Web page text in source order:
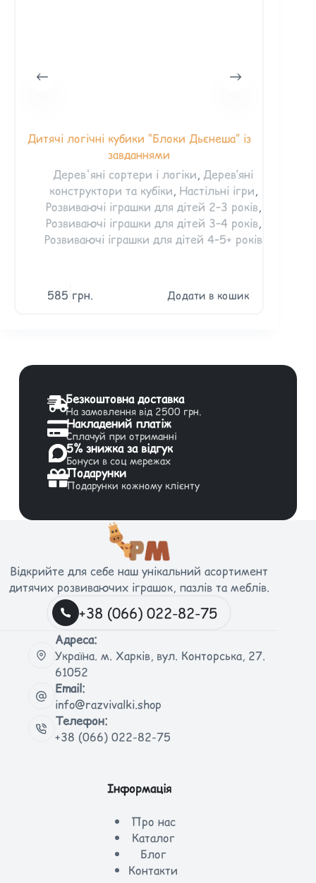
Дитячі логічні кубики “Блоки Дьєнеша” із
завданнями
Дерев'яні сортери і логіки, Дерев’яні
конструктори та кубіки, Настільні ігри,
Розвиваючі іграшки для дітей 2–3 років,
Розвиваючі іграшки для дітей 3–4 років,
Розвиваючі іграшки для дітей 4–5+ років
585 грн. Додати в кошик
Безкоштовна доставка
На замовлення від 2500 грн.
Накладений платіж
Сплачуй при отриманні
5% знижка за відгук
Бонуси в соц мережах
Подарунки
Подарунки кожному клієнту
Відкрийте для себе наш унікальний асортимент
дитячих розвиваючих іграшок, пазлів та меблів.
+38 (066) 022-82-75
Адреса:
Україна. м. Харків, вул. Конторська, 27.
61052
Email:
info@razvivalki.shop
Телефон:
+38 (066) 022-82-75
Інформація
Про нас
Каталог
Блог
Контакти